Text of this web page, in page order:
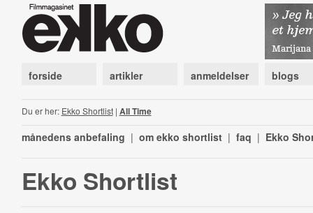
forside artikler anmeldelser blogs
Du er her: Ekko Shortlist| All Time
månedens anbefaling | om ekko shortlist | faq | Ekko
Ekko Shortlist